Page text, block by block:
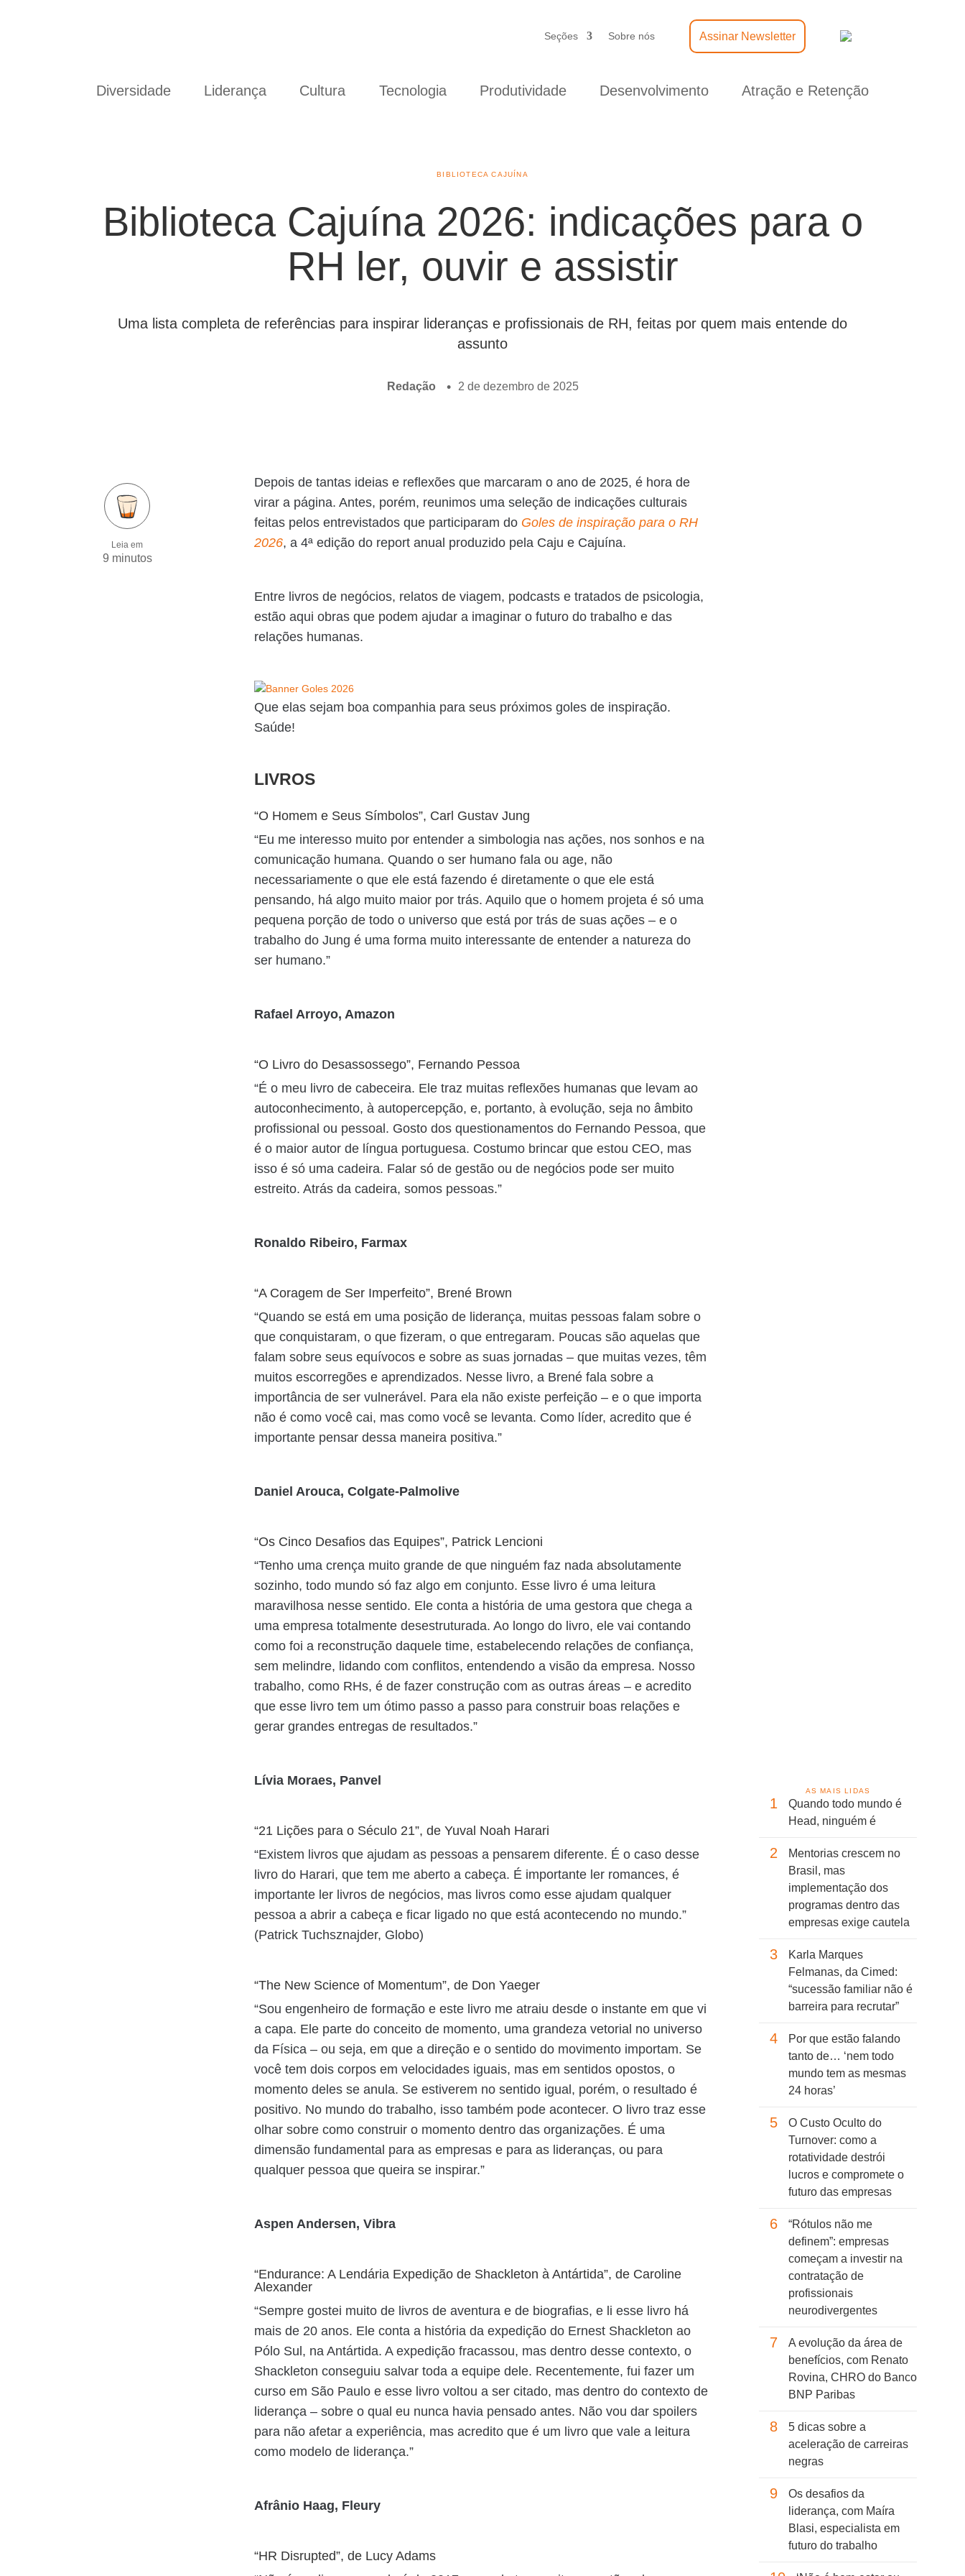
Seções Sobre nós Assinar Newsletter
Diversidade Liderança Cultura Tecnologia Produtividade Desenvolvimento Atração e Retenção
BIBLIOTECA CAJUÍNA
Biblioteca Cajuína 2026: indicações para o
RH ler, ouvir e assistir
Uma lista completa de referências para inspirar lideranças e profissionais de RH, feitas por quem mais entende do
assunto
Redação 2 de dezembro de 2025
Leia em
9 minutos
Depois de tantas ideias e reflexões que marcaram o ano de 2025, é hora de
virar a página. Antes, porém, reunimos uma seleção de indicações culturais
feitas pelos entrevistados que participaram do Goles de inspiração para o RH
2026, a 4ª edição do report anual produzido pela Caju e Cajuína.
Entre livros de negócios, relatos de viagem, podcasts e tratados de psicologia,
estão aqui obras que podem ajudar a imaginar o futuro do trabalho e das
relações humanas.
Que elas sejam boa companhia para seus próximos goles de inspiração.
Saúde!
LIVROS
“O Homem e Seus Símbolos”, Carl Gustav Jung
“Eu me interesso muito por entender a simbologia nas ações, nos sonhos e na
comunicação humana. Quando o ser humano fala ou age, não
necessariamente o que ele está fazendo é diretamente o que ele está
pensando, há algo muito maior por trás. Aquilo que o homem projeta é só uma
pequena porção de todo o universo que está por trás de suas ações – e o
trabalho do Jung é uma forma muito interessante de entender a natureza do
ser humano.”
Rafael Arroyo, Amazon
“O Livro do Desassossego”, Fernando Pessoa
“É o meu livro de cabeceira. Ele traz muitas reflexões humanas que levam ao
autoconhecimento, à autopercepção, e, portanto, à evolução, seja no âmbito
profissional ou pessoal. Gosto dos questionamentos do Fernando Pessoa, que
é o maior autor de língua portuguesa. Costumo brincar que estou CEO, mas
isso é só uma cadeira. Falar só de gestão ou de negócios pode ser muito
estreito. Atrás da cadeira, somos pessoas.”
Ronaldo Ribeiro, Farmax
“A Coragem de Ser Imperfeito”, Brené Brown
“Quando se está em uma posição de liderança, muitas pessoas falam sobre o
que conquistaram, o que fizeram, o que entregaram. Poucas são aquelas que
falam sobre seus equívocos e sobre as suas jornadas – que muitas vezes, têm
muitos escorregões e aprendizados. Nesse livro, a Brené fala sobre a
importância de ser vulnerável. Para ela não existe perfeição – e o que importa
não é como você cai, mas como você se levanta. Como líder, acredito que é
importante pensar dessa maneira positiva.”
Daniel Arouca, Colgate-Palmolive
“Os Cinco Desafios das Equipes”, Patrick Lencioni
“Tenho uma crença muito grande de que ninguém faz nada absolutamente
sozinho, todo mundo só faz algo em conjunto. Esse livro é uma leitura
maravilhosa nesse sentido. Ele conta a história de uma gestora que chega a
uma empresa totalmente desestruturada. Ao longo do livro, ele vai contando
como foi a reconstrução daquele time, estabelecendo relações de confiança,
sem melindre, lidando com conflitos, entendendo a visão da empresa. Nosso
trabalho, como RHs, é de fazer construção com as outras áreas – e acredito
que esse livro tem um ótimo passo a passo para construir boas relações e
gerar grandes entregas de resultados.”
Lívia Moraes, Panvel
“21 Lições para o Século 21”, de Yuval Noah Harari
“Existem livros que ajudam as pessoas a pensarem diferente. É o caso desse
livro do Harari, que tem me aberto a cabeça. É importante ler romances, é
importante ler livros de negócios, mas livros como esse ajudam qualquer
pessoa a abrir a cabeça e ficar ligado no que está acontecendo no mundo.”
(Patrick Tuchsznajder, Globo)
“The New Science of Momentum”, de Don Yaeger
“Sou engenheiro de formação e este livro me atraiu desde o instante em que vi
a capa. Ele parte do conceito de momento, uma grandeza vetorial no universo
da Física – ou seja, em que a direção e o sentido do movimento importam. Se
você tem dois corpos em velocidades iguais, mas em sentidos opostos, o
momento deles se anula. Se estiverem no sentido igual, porém, o resultado é
positivo. No mundo do trabalho, isso também pode acontecer. O livro traz esse
olhar sobre como construir o momento dentro das organizações. É uma
dimensão fundamental para as empresas e para as lideranças, ou para
qualquer pessoa que queira se inspirar.”
Aspen Andersen, Vibra
“Endurance: A Lendária Expedição de Shackleton à Antártida”, de Caroline
Alexander
“Sempre gostei muito de livros de aventura e de biografias, e li esse livro há
mais de 20 anos. Ele conta a história da expedição do Ernest Shackleton ao
Pólo Sul, na Antártida. A expedição fracassou, mas dentro desse contexto, o
Shackleton conseguiu salvar toda a equipe dele. Recentemente, fui fazer um
curso em São Paulo e esse livro voltou a ser citado, mas dentro do contexto de
liderança – sobre o qual eu nunca havia pensado antes. Não vou dar spoilers
para não afetar a experiência, mas acredito que é um livro que vale a leitura
como modelo de liderança.”
Afrânio Haag, Fleury
“HR Disrupted”, de Lucy Adams
AS MAIS LIDAS
1
Quando todo mundo é
Head, ninguém é
2
Mentorias crescem no
Brasil, mas
implementação dos
programas dentro das
empresas exige cautela
3
Karla Marques
Felmanas, da Cimed:
“sucessão familiar não é
barreira para recrutar”
4
Por que estão falando
tanto de… ‘nem todo
mundo tem as mesmas
24 horas’
5
O Custo Oculto do
Turnover: como a
rotatividade destrói
lucros e compromete o
futuro das empresas
6
“Rótulos não me
definem”: empresas
começam a investir na
contratação de
profissionais
neurodivergentes
7
A evolução da área de
benefícios, com Renato
Rovina, CHRO do Banco
BNP Paribas
8
5 dicas sobre a
aceleração de carreiras
negras
9
Os desafios da
liderança, com Maíra
Blasi, especialista em
futuro do trabalho